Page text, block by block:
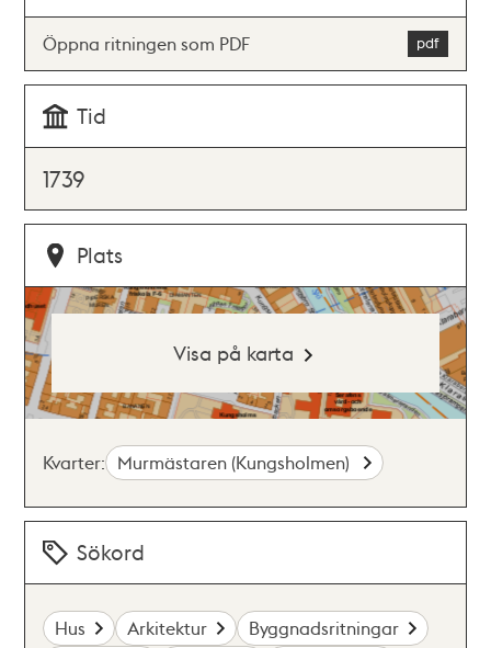
Öppna ritningen som PDF
Tid
1739
Plats
Visa på karta
Kvarter: Murmästaren (Kungsholmen)
Sökord
Hus Arkitektur
Byggnadsritningar